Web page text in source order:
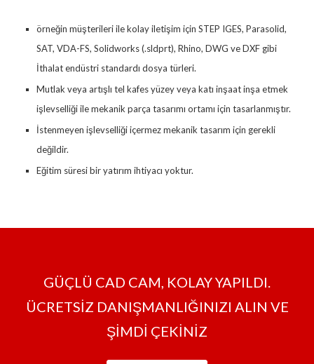
örneğin müşterileri ile kolay iletişim için STEP IGES, Parasolid,
SAT, VDA-FS, Solidworks (.sldprt), Rhino, DWG ve DXF gibi
İthalat endüstri standardı dosya türleri.
Mutlak veya artışlı tel kafes yüzey veya katı inşaat inşa etmek
işlevselliği ile mekanik parça tasarımı ortamı için tasarlanmıştır.
İstenmeyen işlevselliği içermez mekanik tasarım için gerekli
değildir.
Eğitim süresi bir yatırım ihtiyacı yoktur.
GÜÇLÜ CAD CAM, KOLAY YAPILDI.
ÜCRETSİZ DANIŞMANLIĞINIZI ALIN VE
ŞİMDİ ÇEKİNİZ